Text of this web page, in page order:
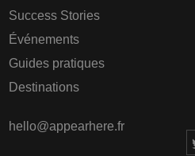
Success Stories
Événements
Guides pratiques
Destinations
hello@appearhere.fr